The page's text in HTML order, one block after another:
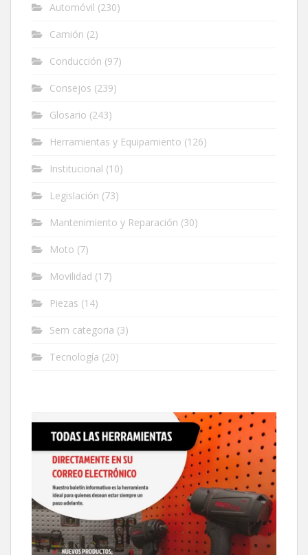
Automóvil (230)
Camión (2)
Conducción (97)
Consejos (239)
Glosario (243)
Herramientas y Equipamiento (126)
Institucional (10)
Legislación (73)
Mantenimiento y Reparación (30)
Moto (7)
Movilidad (17)
Piezas (14)
Sem categoria (3)
Tecnología (20)